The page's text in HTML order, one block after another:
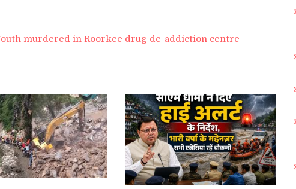
murdered in Roorkee drug de-addiction centre